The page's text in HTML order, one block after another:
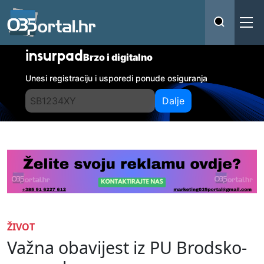
insurpadBrzo i digitalno
Unesi registraciju i usporedi ponude osiguranja
Dalje
ŽIVOT
Važna obavijest iz PU Brodsko-